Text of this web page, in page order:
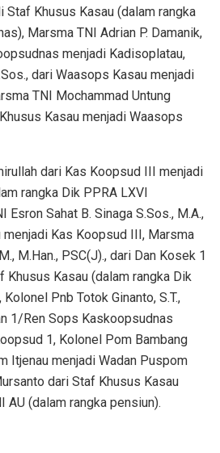
Staf Khusus Kasau (dalam rangka
Marsma TNI Adrian P. Damanik,
menjadi Kadisoplatau,
dari Waasops Kasau menjadi
TNI Mochammad Untung
Kasau menjadi Waasops
dari Kas Koopsud III menjadi
rangka Dik PPRA LXVI
Esron Sahat B. Sinaga S.Sos., M.A.,
Kas Koopsud III, Marsma
M.Han., PSC(J)., dari Dan Kosek 1
Khusus Kasau (dalam rangka Dik
Pnb Totok Ginanto, S.T.,
1/Ren Sops Kaskoopsudnas
1, Kolonel Pom Bambang
Itjenau menjadi Wadan Puspom
dari Staf Khusus Kasau
(dalam rangka pensiun).